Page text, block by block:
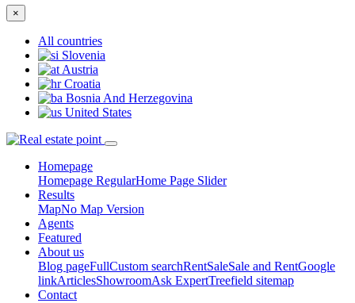
×
All countries
Slovenia
Austria
Croatia
Bosnia And Herzegovina
United States
Homepage
Homepage RegularHome Page Slider
Results
MapNo Map Version
Agents
Featured
About us
Blog pageFullCustom searchRentSaleSale and RentGoogle
linkArticlesShowroomAsk ExpertTreefield sitemap
Contact